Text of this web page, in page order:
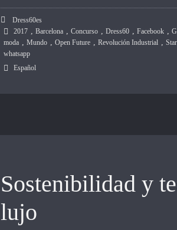
Dress60es
2017 ,Barcelona ,Concurso ,Dress60 ,Facebook ,
moda ,Mundo ,Open Future ,Revolución Industrial ,
whatsapp
Español
Sostenibilidad y
lujo